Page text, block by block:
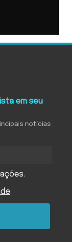
em seu
notícias
.